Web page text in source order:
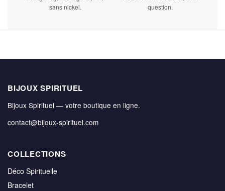
sans nickel.
question.
BIJOUX SPIRITUEL
Bijoux Spirituel — votre boutique en ligne.
contact@bijoux-spirituel.com
COLLECTIONS
Déco Spirituelle
Bracelet